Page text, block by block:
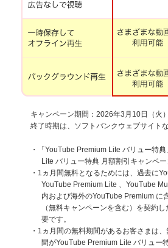
キャンペーン期間：2026年3月10日（火
終了時期は、ソフトバンクウェブサイト
・「YouTube Premium Lite バリュー特
Lite バリュー特典 月額割引キャンペー
・1ヵ月間無料となるためには、過去に
YouTube Premium Lite 、YouTube
内および海外のYouTube Premium に
（無料キャンペーンを含む）を契約
要です。
・1ヵ月間の無料期間があるお客さまは
間がYouTube Premium Lite バリュー